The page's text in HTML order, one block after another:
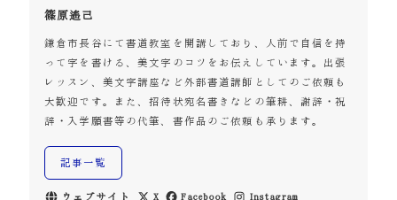
篠原遙己
鎌倉市長谷にて書道教室を開講しており、人前で自信を持
って字を書ける、美文字のコツをお伝えしています。出張
レッスン、美文字講座など外部書道講師としてのご依頼も
大歓迎です。また、招待状宛名書きなどの筆耕、謝辞・祝
辞・入学願書等の代筆、書作品のご依頼も承ります。
記事一覧
ウェブサイト X Facebook Instagram